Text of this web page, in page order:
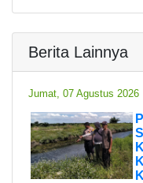
Berita Lainnya
Jumat, 07 Agustus 2026